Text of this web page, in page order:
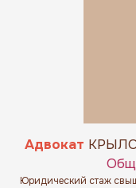
Юридический стаж
Адвокат